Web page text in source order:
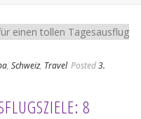
, Schweiz, Travel Posted3.
8